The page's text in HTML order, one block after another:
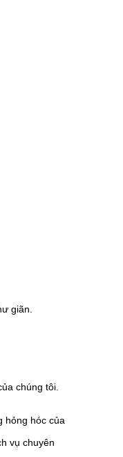
giãn.
chúng tôi.
hỏng hóc của
vụ chuyên